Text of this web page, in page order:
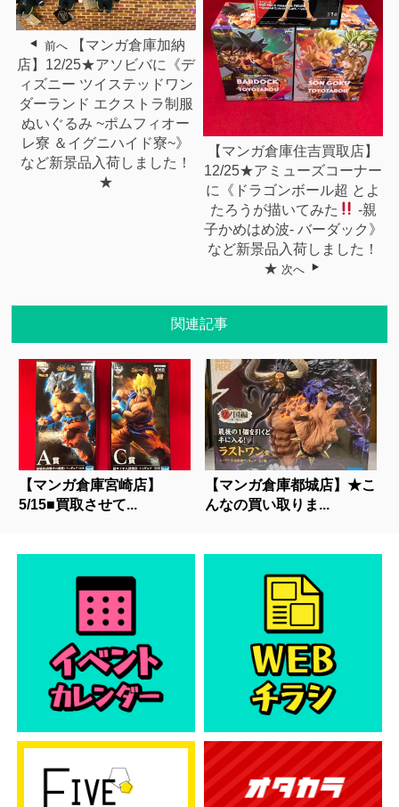
前へ
【マンガ倉庫加納
店】12/25★アソビバに《デ
ィズニー ツイステッドワン
ダーランド エクストラ制服
ぬいぐるみ ~ポムフィオー
レ寮 ＆イグニハイド寮~》
など新景品入荷しました！
★
【マンガ倉庫住吉買取店】
12/25★アミューズコーナー
に《ドラゴンボール超 とよ
たろうが描いてみた
-親
子かめはめ波- バーダック》
など新景品入荷しました！
★ 次へ
関連記事
【マンガ倉庫宮崎店】
5/15■買取させて...
【マンガ倉庫都城店】★こ
んなの買い取りま...